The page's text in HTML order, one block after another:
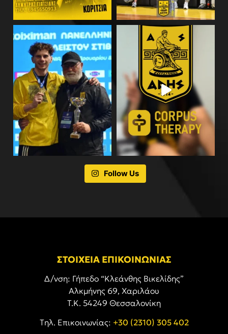
Follow Us
ΣΤΟΙΧΕΙΑ ΕΠΙΚΟΙΝΩΝΙΑΣ
Δ/νση: Γήπεδο “Κλεάνθης Βικελίδης”
Αλκμήνης 69, Χαριλάου
Τ.Κ. 54249 Θεσσαλονίκη
Tηλ. Επικοινωνίας: +30 (2310) 305 402